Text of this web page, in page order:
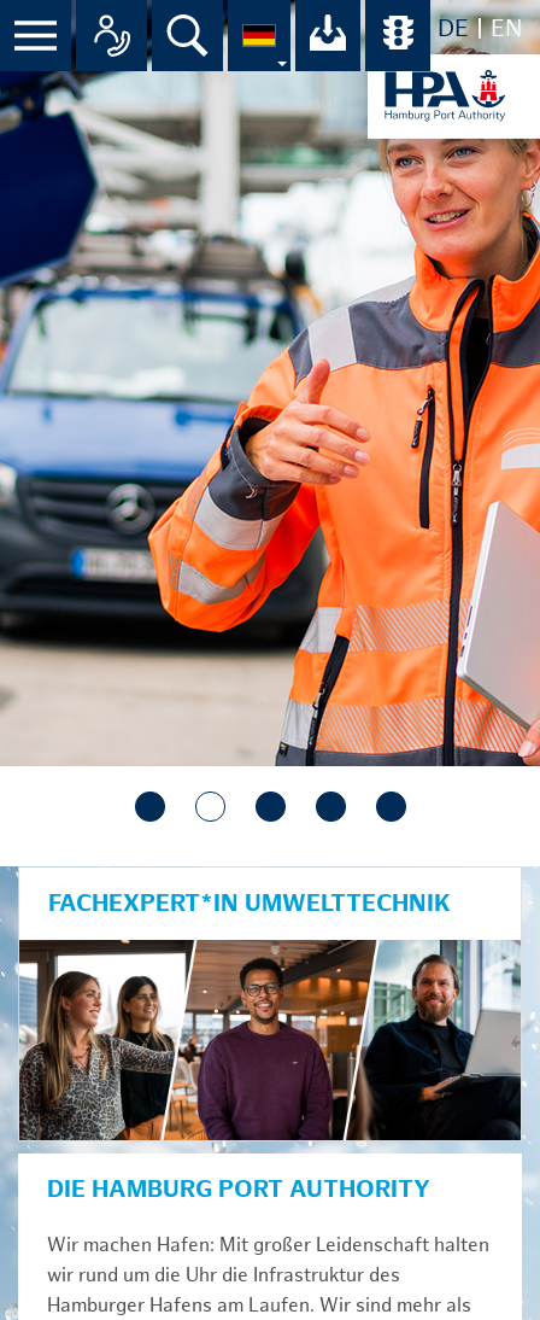
DE EN
Menü Alle Ansprechpartner im
Suche Ihr Download-
FACHEXPERT*IN UMWELTTECHNIK
DIE HAMBURG PORT AUTHORITY
Wir machen Hafen: Mit großer Leidenschaft halten
wir rund um die Uhr die Infrastruktur des
Hamburger Hafens am Laufen. Wir sind mehr als